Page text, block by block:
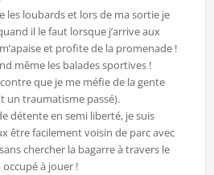
les loubards et lors de ma sortie je
il le faut lorsque j’arrive aux
et profite de la promenade !
même les balades sportives !
que je me méfie de la gente
un traumatisme passé).
détente en semi liberté, je suis
être facilement voisin de parc avec
chercher la bagarre à travers le
à jouer !